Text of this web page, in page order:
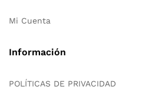
Mi Cuenta
Información
POLÍTICAS DE PRIVACIDAD